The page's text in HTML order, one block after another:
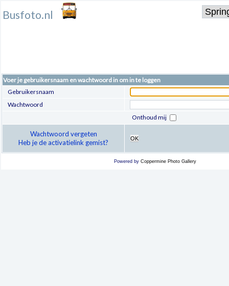
Busfoto.nl
Voer je gebruikersnaam en wachtwoord in om in te loggen
Gebruikersnaam
Wachtwoord
Onthoud mij
Wachtwoord vergeten
Heb je de activatielink gemist?
OK
Powered by Coppermine Photo Gallery